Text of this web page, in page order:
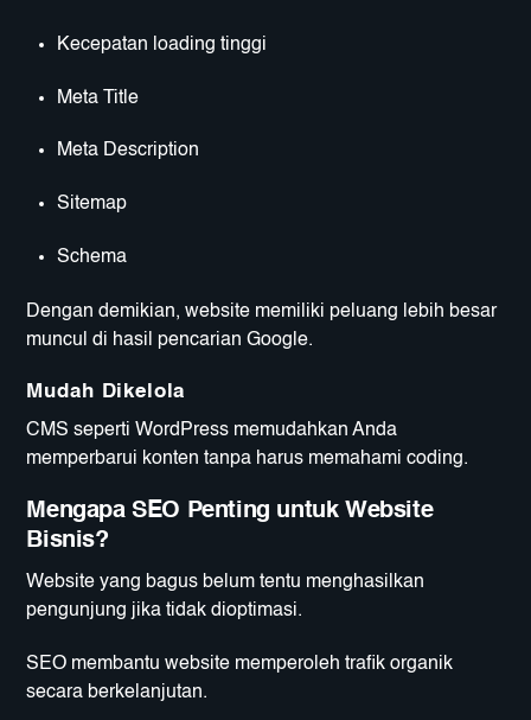
Kecepatan loading tinggi
Meta Title
Meta Description
Sitemap
Schema
Dengan demikian, website memiliki peluang lebih besar
muncul di hasil pencarian Google.
Mudah Dikelola
CMS seperti WordPress memudahkan Anda
memperbarui konten tanpa harus memahami coding.
Mengapa SEO Penting untuk Website
Bisnis?
Website yang bagus belum tentu menghasilkan
pengunjung jika tidak dioptimasi.
SEO membantu website memperoleh trafik organik
secara berkelanjutan.